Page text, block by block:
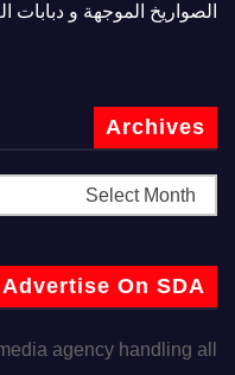
الصواريخ الموجهة و دبابات
Archives
Advertise On SDA
agency handling all